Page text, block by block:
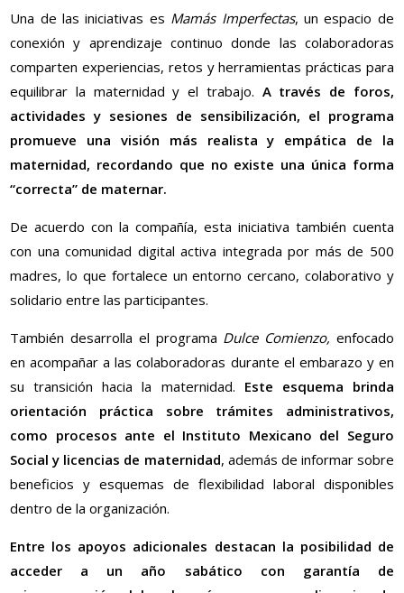
Una de las iniciativas es Mamás Imperfectas, un espacio de
conexión y aprendizaje continuo donde las colaboradoras
comparten experiencias, retos y herramientas prácticas para
equilibrar la maternidad y el trabajo. A través de foros,
actividades y sesiones de sensibilización, el programa
promueve una visión más realista y empática de la
maternidad, recordando que no existe una única forma
“correcta” de maternar.
De acuerdo con la compañía, esta iniciativa también cuenta
con una comunidad digital activa integrada por más de 500
madres, lo que fortalece un entorno cercano, colaborativo y
solidario entre las participantes.
También desarrolla el programa Dulce Comienzo, enfocado
en acompañar a las colaboradoras durante el embarazo y en
su transición hacia la maternidad. Este esquema brinda
orientación práctica sobre trámites administrativos,
como procesos ante el Instituto Mexicano del Seguro
Social y licencias de maternidad, además de informar sobre
beneficios y esquemas de flexibilidad laboral disponibles
dentro de la organización.
Entre los apoyos adicionales destacan la posibilidad de
acceder a un año sabático con garantía de